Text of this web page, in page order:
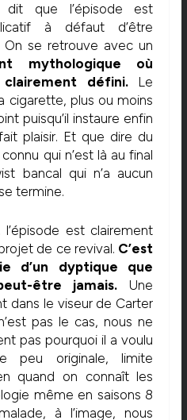
dit que l’épisode est
à défaut d’être
se retrouve avec un
mythologique où
défini.Le
cigarette, plus ou moins
puisqu’il instaure enfin
plaisir. Et que dire du
qui n’est là au final
bancal qui n’a aucun
termine.
est clairement
de ce revival. C’est
d’un dyptique que
être jamais. Une
dans le viseur de Carter
pas le cas, nous ne
pas pourquoi il a voulu
peu originale, limite
quand on connaît les
même en saisons 8
à l’image, nous